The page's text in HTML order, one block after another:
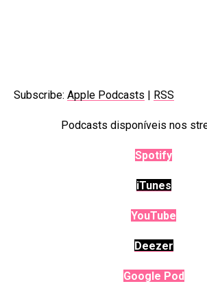
Subscribe: Apple Podcasts | RSS
Podcasts disponíveis nos
Spotify
iTunes
YouTube
Deezer
Google Pod